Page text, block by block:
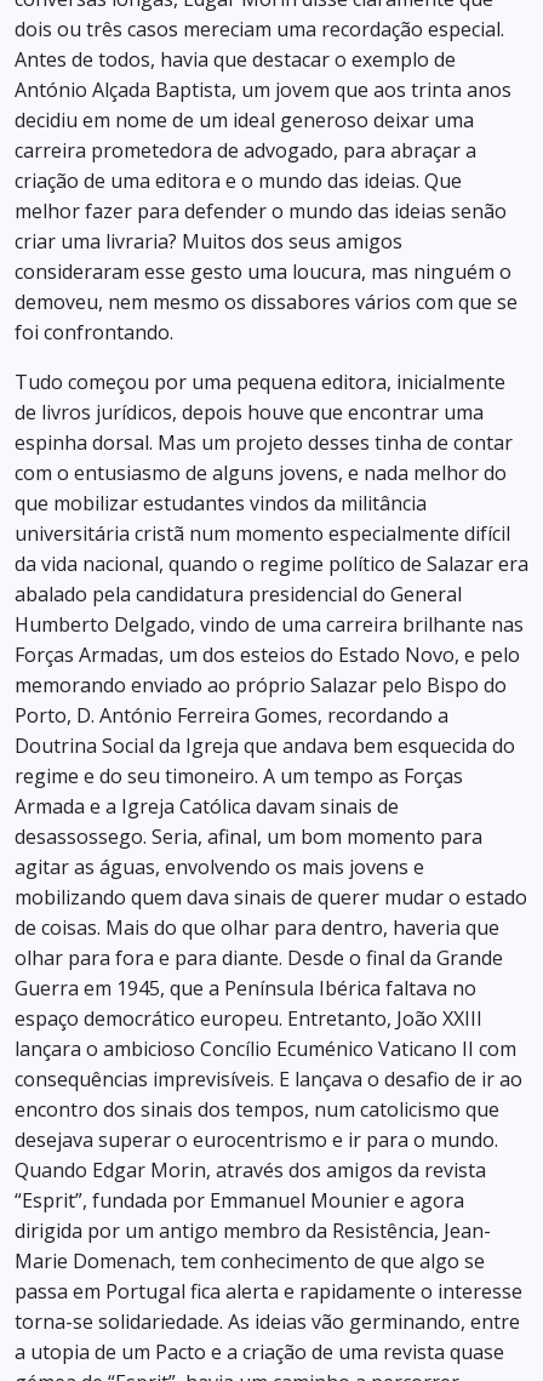
dois ou três casos mereciam uma recordação especial.
Antes de todos, havia que destacar o exemplo de
António Alçada Baptista, um jovem que aos trinta anos
decidiu em nome de um ideal generoso deixar uma
carreira prometedora de advogado, para abraçar a
criação de uma editora e o mundo das ideias. Que
melhor fazer para defender o mundo das ideias senão
criar uma livraria? Muitos dos seus amigos
consideraram esse gesto uma loucura, mas ninguém o
demoveu, nem mesmo os dissabores vários com que se
foi confrontando.
Tudo começou por uma pequena editora, inicialmente
de livros jurídicos, depois houve que encontrar uma
espinha dorsal. Mas um projeto desses tinha de contar
com o entusiasmo de alguns jovens, e nada melhor do
que mobilizar estudantes vindos da militância
universitária cristã num momento especialmente difícil
da vida nacional, quando o regime político de Salazar era
abalado pela candidatura presidencial do General
Humberto Delgado, vindo de uma carreira brilhante nas
Forças Armadas, um dos esteios do Estado Novo, e pelo
memorando enviado ao próprio Salazar pelo Bispo do
Porto, D. António Ferreira Gomes, recordando a
Doutrina Social da Igreja que andava bem esquecida do
regime e do seu timoneiro. A um tempo as Forças
Armada e a Igreja Católica davam sinais de
desassossego. Seria, afinal, um bom momento para
agitar as águas, envolvendo os mais jovens e
mobilizando quem dava sinais de querer mudar o estado
de coisas. Mais do que olhar para dentro, haveria que
olhar para fora e para diante. Desde o final da Grande
Guerra em 1945, que a Península Ibérica faltava no
espaço democrático europeu. Entretanto, João XXIII
lançara o ambicioso Concílio Ecuménico Vaticano II com
consequências imprevisíveis. E lançava o desafio de ir ao
encontro dos sinais dos tempos, num catolicismo que
desejava superar o eurocentrismo e ir para o mundo.
Quando Edgar Morin, através dos amigos da revista
“Esprit”, fundada por Emmanuel Mounier e agora
dirigida por um antigo membro da Resistência, Jean-
Marie Domenach, tem conhecimento de que algo se
passa em Portugal fica alerta e rapidamente o interesse
torna-se solidariedade. As ideias vão germinando, entre
a utopia de um Pacto e a criação de uma revista quase